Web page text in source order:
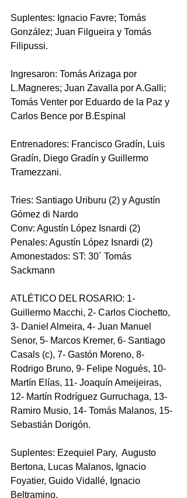
Suplentes: Ignacio Favre; Tomás
González; Juan Filgueira y Tomás
Filipussi.
Ingresaron: Tomás Arizaga por
L.Magneres; Juan Zavalla por A.Galli;
Tomás Venter por Eduardo de la Paz y
Carlos Bence por B.Espinal
Entrenadores: Francisco Gradín, Luis
Gradín, Diego Gradín y Guillermo
Tramezzani.
Tries: Santiago Uriburu (2) y Agustín
Gómez di Nardo
Conv: Agustín López Isnardi (2)
Penales: Agustín López Isnardi (2)
Amonestados: ST: 30´ Tomás
Sackmann
ATLÉTICO DEL ROSARIO: 1-
Guillermo Macchi, 2- Carlos Ciochetto,
3- Daniel Almeira, 4- Juan Manuel
Senor, 5- Marcos Kremer, 6- Santiago
Casals (c), 7- Gastón Moreno, 8-
Rodrigo Bruno, 9- Felipe Nogués, 10-
Martín Elías, 11- Joaquín Ameijeiras,
12- Martín Rodríguez Gurruchaga, 13-
Ramiro Musio, 14- Tomás Malanos, 15-
Sebastián Dorigón.
Suplentes: Ezequiel Pary,  Augusto
Bertona, Lucas Malanos, Ignacio
Foyatier, Guido Vidallé, Ignacio
Beltramino.